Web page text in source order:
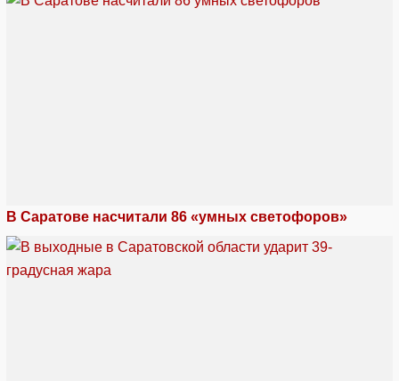
В Саратове насчитали 86 «умных светофоров»